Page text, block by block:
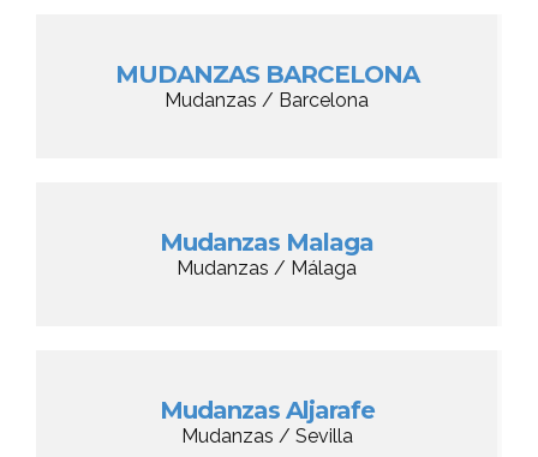
MUDANZAS BARCELONA
Mudanzas / Barcelona
Mudanzas Malaga
Mudanzas / Málaga
Mudanzas Aljarafe
Mudanzas / Sevilla